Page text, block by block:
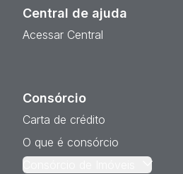
Central de ajuda
Acessar Central
Consórcio
Carta de crédito
O que é consórcio
Consórcio de Imóveis